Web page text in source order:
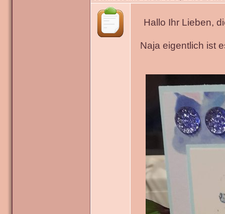
Hallo Ihr Lieben,
Naja eigentlich ist